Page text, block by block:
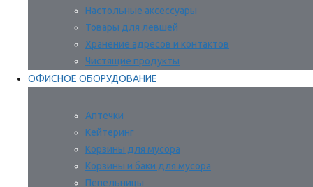
Настольные аксессуары
Товары для левшей
Хранение адресов и контактов
Чистящие продукты
ОФИСНОЕ ОБОРУДОВАНИЕ
Аптечки
Кейтеринг
Корзины для мусора
Корзины и баки для мусора
Пепельницы